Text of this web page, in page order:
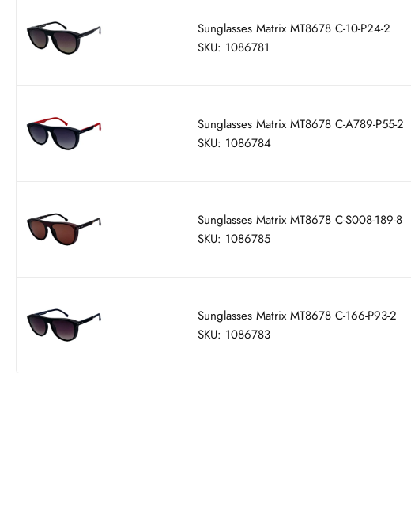
Sunglasses Matrix MT8678 С-10-P24-2
SKU: 1086781
Sunglasses Matrix MT8678 С-A789-P55-2
SKU: 1086784
Sunglasses Matrix MT8678 С-S008-189-8
SKU: 1086785
Sunglasses Matrix MT8678 С-166-P93-2
SKU: 1086783